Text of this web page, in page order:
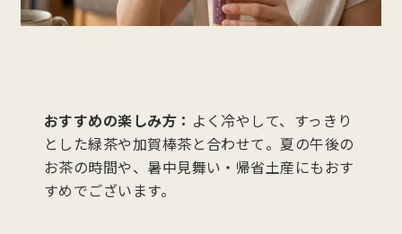
おすすめの楽しみ方： よく冷やして、すっきり
とした緑茶や加賀棒茶と合わせて。夏の午後の
お茶の時間や、暑中見舞い・帰省土産にもおす
すめでございます。